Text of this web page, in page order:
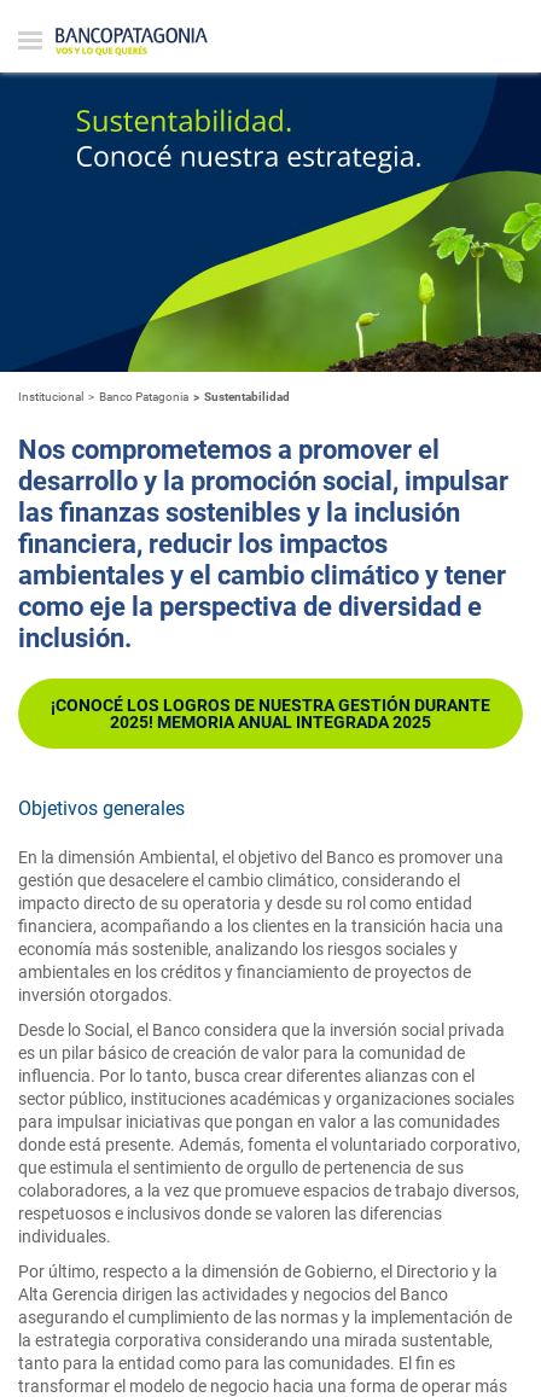
Institucional Banco Patagonia Sustentabilidad
Nos comprometemos a promover el
desarrollo y la promoción social, impulsar
las finanzas sostenibles y la inclusión
financiera, reducir los impactos
ambientales y el cambio climático y tener
como eje la perspectiva de diversidad e
inclusión.
¡CONOCÉ LOS LOGROS DE NUESTRA GESTIÓN DURANTE
2025! MEMORIA ANUAL INTEGRADA 2025
Objetivos generales
En la dimensión Ambiental, el objetivo del Banco es promover una
gestión que desacelere el cambio climático, considerando el
impacto directo de su operatoria y desde su rol como entidad
financiera, acompañando a los clientes en la transición hacia una
economía más sostenible, analizando los riesgos sociales y
ambientales en los créditos y financiamiento de proyectos de
inversión otorgados.
Desde lo Social, el Banco considera que la inversión social privada
es un pilar básico de creación de valor para la comunidad de
influencia. Por lo tanto, busca crear diferentes alianzas con el
sector público, instituciones académicas y organizaciones sociales
para impulsar iniciativas que pongan en valor a las comunidades
donde está presente. Además, fomenta el voluntariado corporativo,
que estimula el sentimiento de orgullo de pertenencia de sus
colaboradores, a la vez que promueve espacios de trabajo diversos,
respetuosos e inclusivos donde se valoren las diferencias
individuales.
Por último, respecto a la dimensión de Gobierno, el Directorio y la
Alta Gerencia dirigen las actividades y negocios del Banco
asegurando el cumplimiento de las normas y la implementación de
la estrategia corporativa considerando una mirada sustentable,
tanto para la entidad como para las comunidades. El fin es
transformar el modelo de negocio hacia una forma de operar más